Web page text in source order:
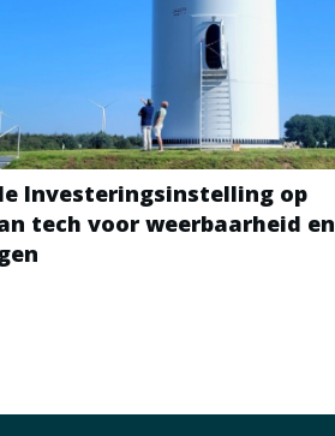
Investeringsinstelling op
tech voor weerbaarheid en